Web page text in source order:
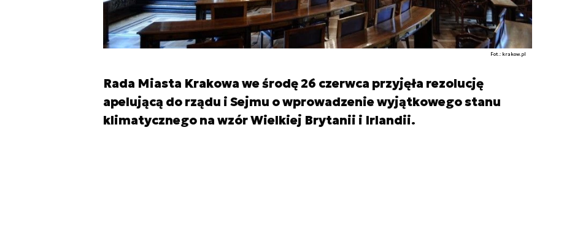
Fot.: krakow.pl
Rada Miasta Krakowa we środę 26 czerwca przyjęła rezolucję
apelującą do rządu i Sejmu o wprowadzenie wyjątkowego stanu
klimatycznego na wzór Wielkiej Brytanii i Irlandii.